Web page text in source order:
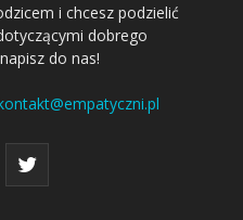
i chcesz podzielić
dobrego
do nas!